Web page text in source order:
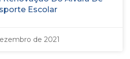
Escolar
de 2021